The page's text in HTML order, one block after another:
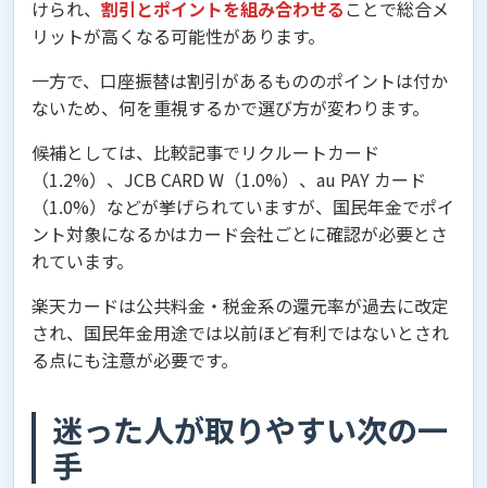
けられ、 割引とポイントを組み合わせる ことで総合メ
リットが高くなる可能性があります。
一方で、口座振替は割引があるもののポイントは付か
ないため、何を重視するかで選び方が変わります。
候補としては、比較記事でリクルートカード
（1.2%）、JCB CARD W（1.0%）、au PAY カード
（1.0%）などが挙げられていますが、国民年金でポイ
ント対象になるかはカード会社ごとに確認が必要とさ
れています。
楽天カードは公共料金・税金系の還元率が過去に改定
され、国民年金用途では以前ほど有利ではないとされ
る点にも注意が必要です。
迷った人が取りやすい次の一
手